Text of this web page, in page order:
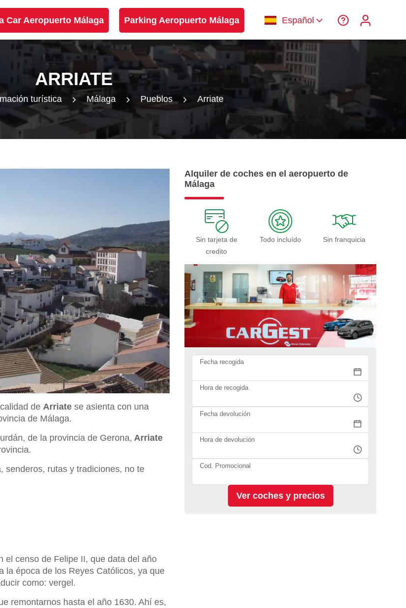
Car Aeropuerto Málaga Parking Aeropuerto Málaga Español
ARRIATE
turística Málaga Pueblos Arriate
de Arriate se asienta con una
de Málaga.
de la provincia de Gerona, Arriate
senderos, rutas y tradiciones, no te
el censo de Felipe II, que data del año
la época de los Reyes Católicos, ya que
como: vergel.
remontarnos hasta el año 1630. Ahí es,
Alquiler de coches en el aeropuerto de
Málaga
Sin tarjeta de
credito
Todo incluído Sin franquicia
Fecha recogida
Hora de recogida
Fecha devolución
Hora de devolución
Cod. Promocional